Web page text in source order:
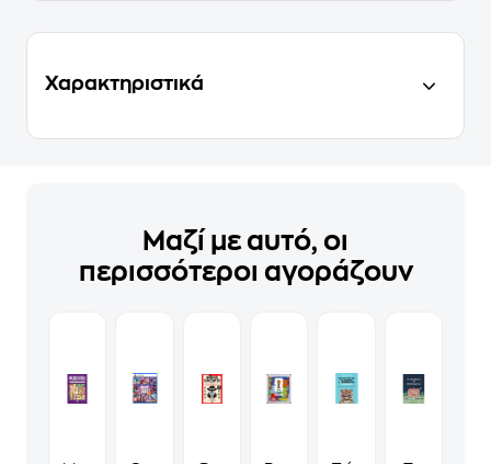
Χαρακτηριστικά
Μαζί με αυτό, οι
περισσότεροι αγοράζουν